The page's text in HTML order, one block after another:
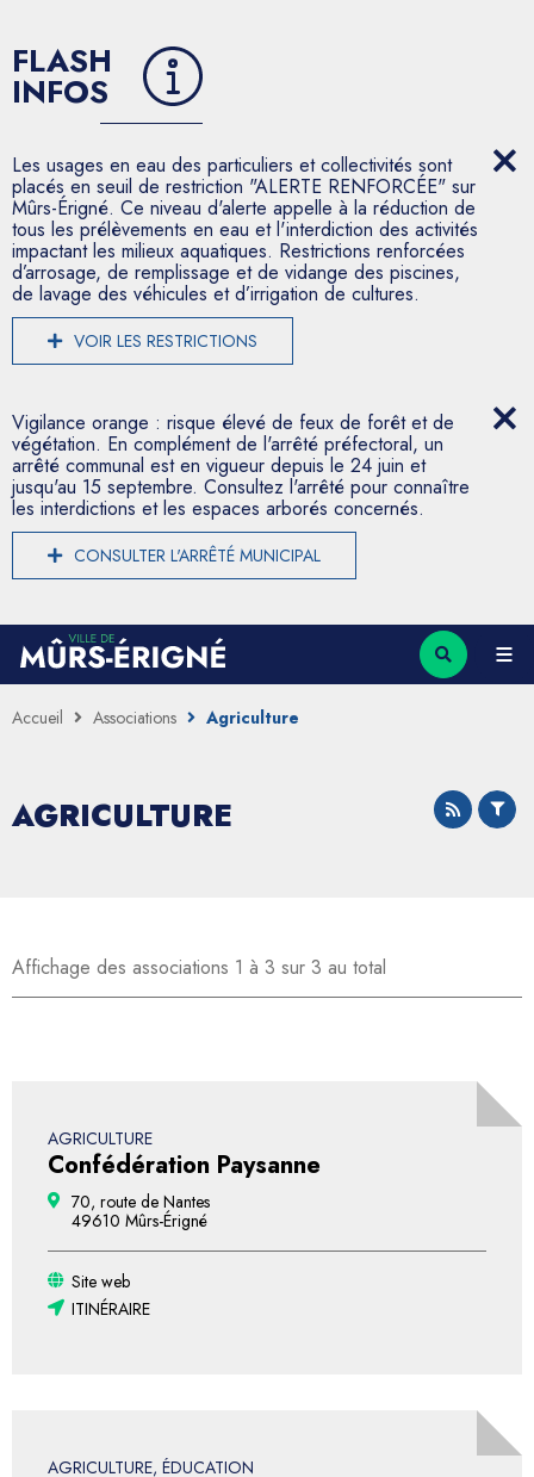
FLASH
INFOS
Les usages en eau des particuliers et collectivités sont
placés en seuil de restriction "ALERTE RENFORCÉE" sur
Mûrs-Érigné. Ce niveau d'alerte appelle à la réduction de
tous les prélèvements en eau et l'interdiction des activités
impactant les milieux aquatiques. Restrictions renforcées
d’arrosage, de remplissage et de vidange des piscines,
de lavage des véhicules et d’irrigation de cultures.
VOIR LES RESTRICTIONS
Vigilance orange : risque élevé de feux de forêt et de
végétation. En complément de l'arrêté préfectoral, un
arrêté communal est en vigueur depuis le 24 juin et
jusqu'au 15 septembre. Consultez l'arrêté pour connaître
les interdictions et les espaces arborés concernés.
CONSULTER L'ARRÊTÉ MUNICIPAL
Accueil Associations Agriculture
AGRICULTURE
Affichage des associations 1 à 3 sur 3 au total
AGRICULTURE
Confédération Paysanne
70, route de Nantes
49610 Mûrs-Érigné
Site web
ITINÉRAIRE
AGRICULTURE, ÉDUCATION